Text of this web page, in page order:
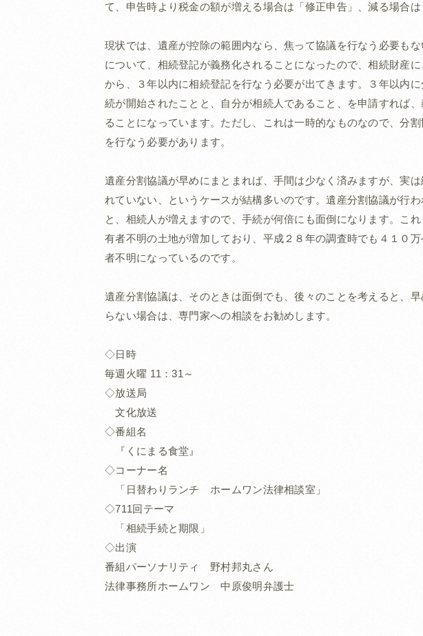
て、申告時より税金の額が増える場合は「修正申告」、減る場合
現状では、遺産が控除の範囲内なら、焦って協議を行なう必要も
について、相続登記が義務化されることになったので、相続財産
から、３年以内に相続登記を行なう必要が出てきます。３年以内
続が開始されたことと、自分が相続人であること、を申請すれば
ることになっています。ただし、これは一時的なものなので、分
を行なう必要があります。
遺産分割協議が早めにまとまれば、手間は少なく済みますが、実
れていない、というケースが結構多いのです。遺産分割協議が行
と、相続人が増えますので、手続が何倍にも面倒になります。こ
有者不明の土地が増加しており、平成２８年の調査時でも４１０
者不明になっているのです。
遺産分割協議は、そのときは面倒でも、後々のことを考えると、
らない場合は、専門家への相談をお勧めします。
◇日時
毎週火曜 11：31～
◇放送局
文化放送
◇番組名
『くにまる食堂』
◇コーナー名
「日替わりランチ ホームワン法律相談室」
◇711回テーマ
「相続手続と期限」
◇出演
番組パーソナリティ 野村邦丸さん
法律事務所ホームワン 中原俊明弁護士